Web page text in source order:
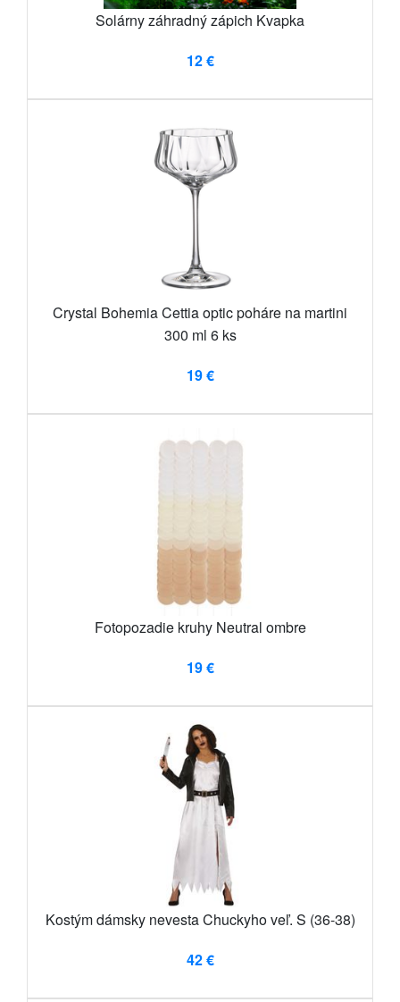
Solárny záhradný zápich Kvapka
12 €
Crystal Bohemia Cettia optic poháre na martini
300 ml 6 ks
19 €
Fotopozadie kruhy Neutral ombre
19 €
Kostým dámsky nevesta Chuckyho veľ. S (36-38)
42 €